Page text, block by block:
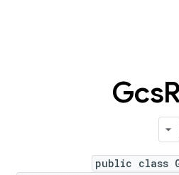
Gcs
public class